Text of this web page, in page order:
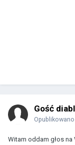
Gość
Opublikowano
Witam oddam głos na